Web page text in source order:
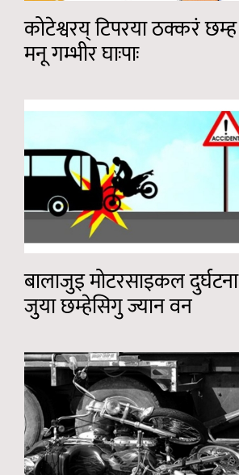
कोटेश्वरय् टिपरया ठक्करं छम्ह
मनू गम्भीर घाःपाः
बालाजुइ मोटरसाइकल दुर्घटना
जुया छम्हेसिगु ज्यान वन